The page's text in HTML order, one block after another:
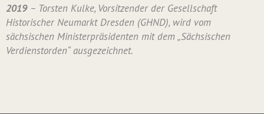
2019– Torsten Kulke, Vorsitzender der Gesellschaft
Historischer Neumarkt Dresden (GHND), wird vom
sächsischen Ministerpräsidenten mit dem „Sächsischen
Verdienstorden“ ausgezeichnet.